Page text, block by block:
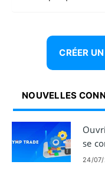
CRÉER
NOUVELLES
se
24/